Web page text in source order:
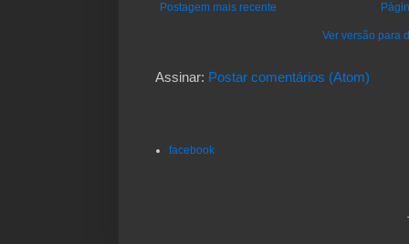
Postagem mais recente
Ver versão para
Assinar: Postar comentários (Atom)
facebook